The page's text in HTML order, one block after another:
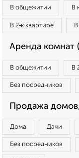
В общежитии В
В 2‑к квартире
Аренда комнат
В общежитии В
Без посредников
Продажа
Дома Дачи
Без посредников